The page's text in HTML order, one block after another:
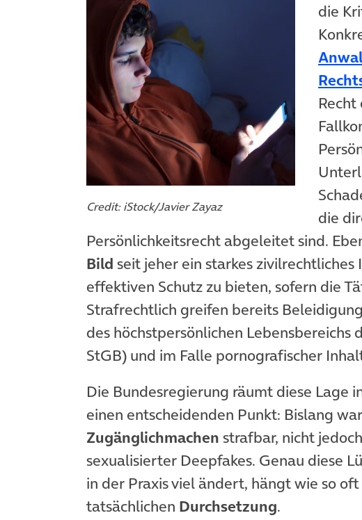
Credit: iStock/Javier Zayaz
die
die
Persönlichkeitsrecht abgeleitet sind.
Bild seit jeher ein starkes
effektiven Schutz zu bieten, sofern die
Strafrechtlich greifen bereits
des höchstpersönlichen Lebensbereichs
StGB) und im Falle pornografischer
Die Bundesregierung räumt diese Lage
einen entscheidenden Punkt: Bislang
Zugänglichmachen strafbar, nicht
sexualisierter Deepfakes. Genau diese
in der Praxis viel ändert, hängt wie so
tatsächlichen Durchsetzung.